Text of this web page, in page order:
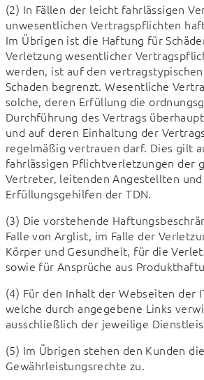
(2) In Fällen der leicht fahrlässigen
unwesentlichen Vertragspflichten
Im Übrigen ist die Haftung für
Verletzung wesentlicher
werden, ist auf den
Schaden begrenzt. Wesentliche
solche, deren Erfüllung die
Durchführung des Vertrags
und auf deren Einhaltung der
regelmäßig vertrauen darf. Dies gilt
fahrlässigen Pflichtverletzungen der
Vertreter, leitenden Angestellten
Erfüllungsgehilfen der TDN.
(3) Die vorstehende
Falle von Arglist, im Falle der
Körper und Gesundheit, für die
sowie für Ansprüche aus
(4) Für den Inhalt der Webseiten der
welche durch angegebene Links
ausschließlich der jeweilige
(5) Im Übrigen stehen den Kunden
Gewährleistungsrechte zu.